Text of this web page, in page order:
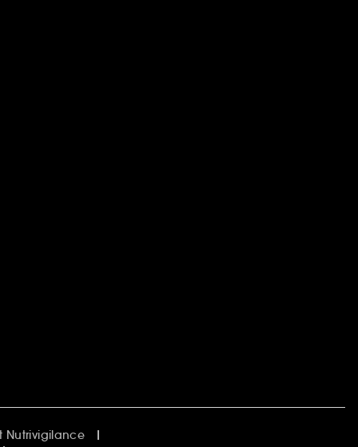
Nutrivigilance